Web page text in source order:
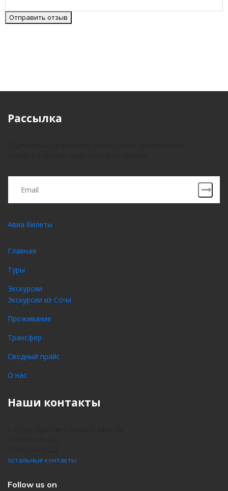
Отправить отзыв
Рассылка
Авиа билеты
Главная
Туры
Экскурсии
Экскурсии из Сочи
Проживание
Трансфер
Сводный прайс
О нас
Наши контакты
остальные контакты
Follow us on